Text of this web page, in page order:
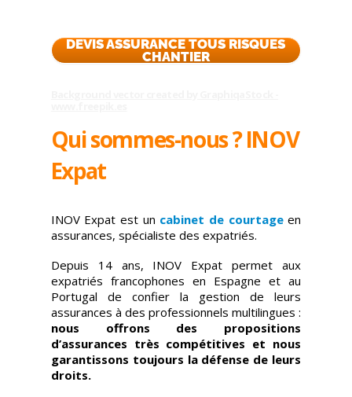
DEVIS ASSURANCE TOUS RISQUES
CHANTIER
Qui sommes-nous ? INOV
Expat
INOV Expat est un cabinet de courtageen
assurances, spécialiste des expatriés.
Depuis 14 ans, INOV Expat permet aux
expatriés francophones en Espagne et au
Portugal de confier la gestion de leurs
assurances à des professionnels multilingues :
nous offrons des propositions
d’assurances très compétitives et nous
garantissons toujours la défense de leurs
droits.